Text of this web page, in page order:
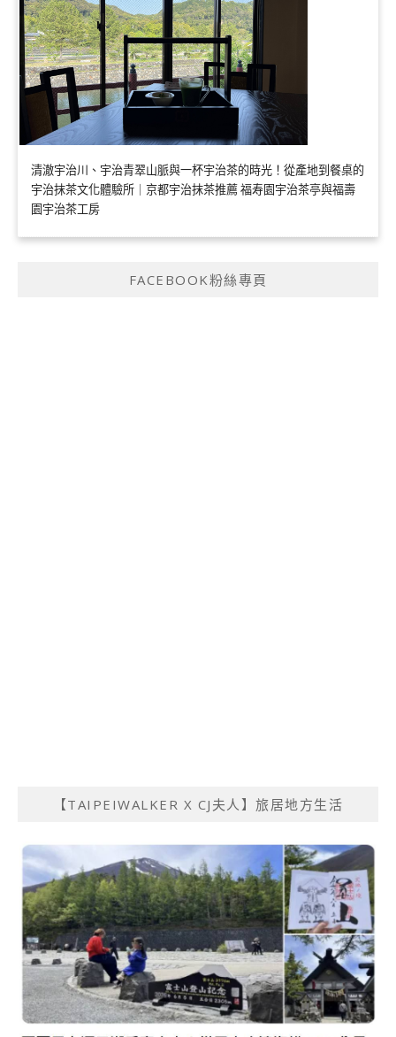
清澈宇治川、宇治青翠山脈與一杯宇治茶的時光！從產地到餐桌的
宇治抹茶文化體驗所｜京都宇治抹茶推薦 福寿園宇治茶亭與福壽
園宇治茶工房
FACEBOOK粉絲專頁
【TAIPEIWALKER X CJ夫人】旅居地方生活